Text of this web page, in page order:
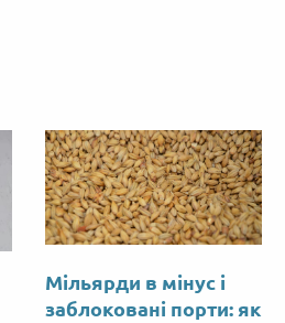
Мільярди в мінус і
заблоковані порти: як